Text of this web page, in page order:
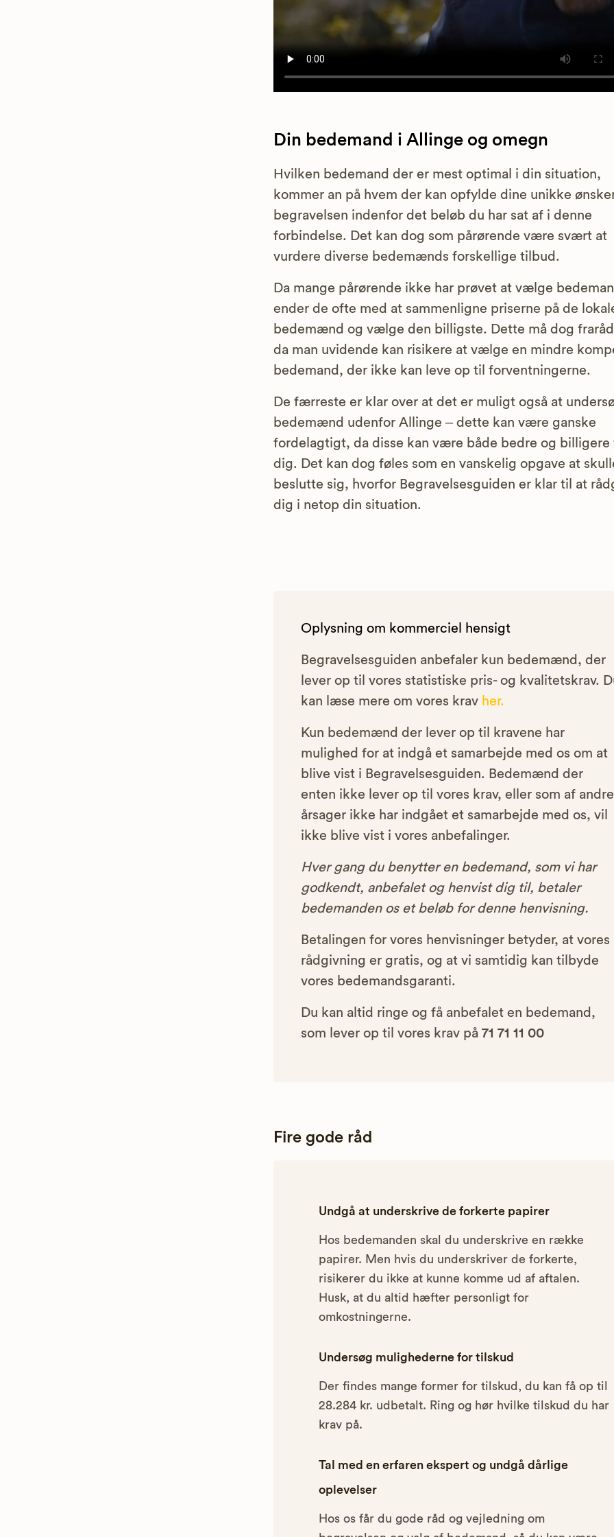
Din bedemand i Allinge og omegn
Hvilken bedemand der er mest optimal i din situation,
kommer an på hvem der kan opfylde dine unikke
begravelsen indenfor det beløb du har sat af i denne
forbindelse. Det kan dog som pårørende være svært at
vurdere diverse bedemænds forskellige tilbud.
Da mange pårørende ikke har prøvet at vælge
ender de ofte med at sammenligne priserne på de
bedemænd og vælge den billigste. Dette må dog
da man uvidende kan risikere at vælge en mindre
bedemand, der ikke kan leve op til forventningerne.
De færreste er klar over at det er muligt også at
bedemænd udenfor Allinge – dette kan være ganske
fordelagtigt, da disse kan være både bedre og billigere
dig. Det kan dog føles som en vanskelig opgave at
beslutte sig, hvorfor Begravelsesguiden er klar til at
dig i netop din situation.
Oplysning om kommerciel hensigt
Begravelsesguiden anbefaler kun bedemænd, der
lever op til vores statistiske pris- og kvalitetskrav.
kan læse mere om vores krav her.
Kun bedemænd der lever op til kravene har
mulighed for at indgå et samarbejde med os om at
blive vist i Begravelsesguiden. Bedemænd der
enten ikke lever op til vores krav, eller som af andre
årsager ikke har indgået et samarbejde med os, vil
ikke blive vist i vores anbefalinger.
Hver gang du benytter en bedemand, som vi har
godkendt, anbefalet og henvist dig til, betaler
bedemanden os et beløb for denne henvisning.
Betalingen for vores henvisninger betyder, at vores
rådgivning er gratis, og at vi samtidig kan tilbyde
vores bedemandsgaranti.
Du kan altid ringe og få anbefalet en bedemand,
som lever op til vores krav på 71 71 11 00
Fire gode råd
Undgå at underskrive de forkerte papirer
Hos bedemanden skal du underskrive en række
papirer. Men hvis du underskriver de forkerte,
risikerer du ikke at kunne komme ud af aftalen.
Husk, at du altid hæfter personligt for
omkostningerne.
Undersøg mulighederne for tilskud
Der findes mange former for tilskud, du kan få op til
28.284 kr. udbetalt. Ring og hør hvilke tilskud du har
krav på.
Tal med en erfaren ekspert og undgå dårlige
oplevelser
Hos os får du gode råd og vejledning om